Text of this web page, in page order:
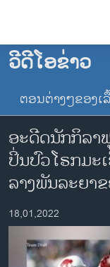
ເຂົ້າ
ຂ້າມ
ຂ້າມ
ໄປ
ຫາ
ຊອກ
ໂຮມເພຈ
ລາວ
ອາເມຣິກາ
ການເລືອກຕັ້ງ ປະທາ
ຂ່າວ​ຈີນ
ເອເຊຍ
ອິດສະຫຼະພາບດ້ານກ
ວີດີໂອຂ່າວ
ຕອນຕ່າງໆຂອງເ
ອະດີດນັກກິລາ
ປິ່ນ​ປົວ​ໂຣກ​ມະ​
ລາງ​ພັນ​ລະ​ຍາ​
18,01,2022